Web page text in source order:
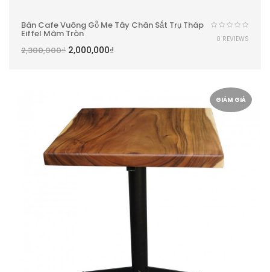
Bàn Cafe Vuông Gỗ Me Tây Chân Sắt Trụ Tháp
Eiffel Mâm Tròn
2,300,000₫ 2,000,000₫
0 REVIEWS
GIẢM GIÁ